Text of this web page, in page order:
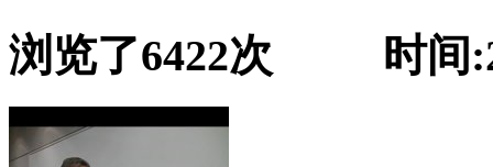
浏览了6422次 时间